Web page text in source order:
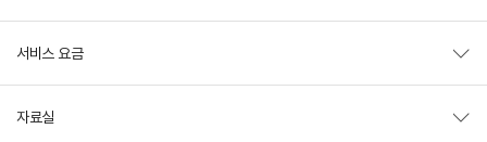
서비스 요금
자료실